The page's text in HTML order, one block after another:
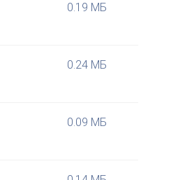
0.19 МБ
0.24 МБ
0.09 МБ